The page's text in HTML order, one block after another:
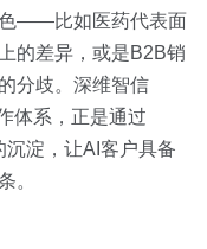
色——比如医药代表面
的差异，或是B2B销
分歧。深维智信
体系，正是通过
淀，让AI客户具备
。